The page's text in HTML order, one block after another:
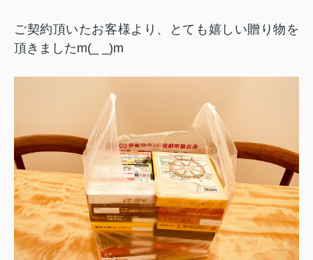
ご契約頂いたお客様より、とても嬉しい贈り物を
頂きましたm(_ _)m